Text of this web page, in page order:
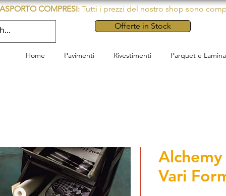
COMPRESI: Tutti i prezzi del nostro shop sono
Offerte in Stock
Home Pavimenti Rivestimenti Parquet e
Vari